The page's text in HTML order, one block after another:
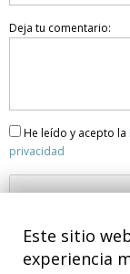
Este sitio
experiencia
Deja tu comentario:
He leído y acepto la
privacidad